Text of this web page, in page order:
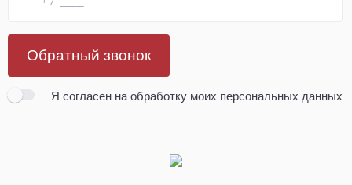
Обратный звонок
Я согласен на обработку моих персональных данных